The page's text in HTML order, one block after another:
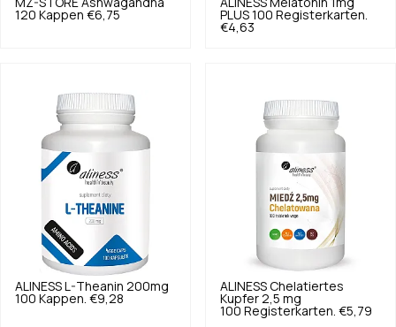
120 Kappen €6,75
PLUS 100 Registerkarten.
€4,63
ALINESS
L-Theanin 200mg
100 Kappen. €9,28
ALINESS Chelatiertes
Kupfer 2,5 mg
100 Registerkarten. €5,79